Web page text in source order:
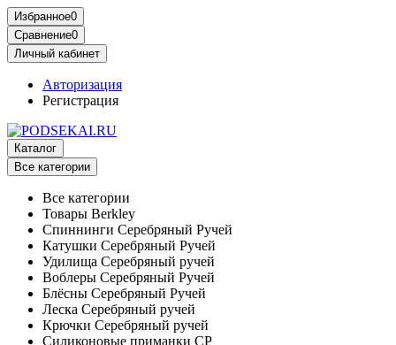
Избранное0
Сравнение0
Личный кабинет
Авторизация
Регистрация
Каталог
Все категории
Все категории
Товары Berkley
Спиннинги Серебряный Ручей
Катушки Серебряный Ручей
Удилища Серебряный ручей
Воблеры Серебряный Ручей
Блёсны Серебряный Ручей
Леска Серебряный ручей
Крючки Серебряный ручей
Силиконовые приманки СР